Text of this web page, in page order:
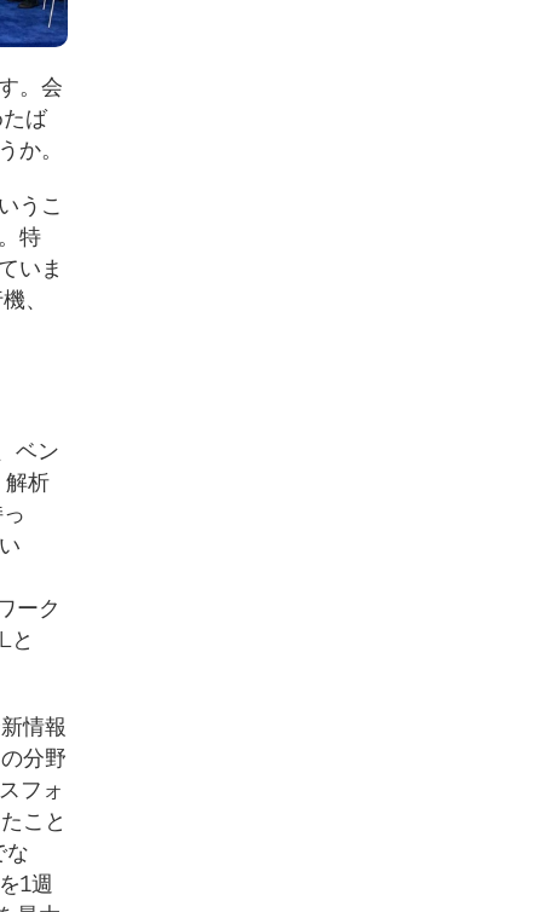
。会
ば
か。
うこ
特
いま
、
ベン
解析
ーク
と
情報
分野
フォ
こと
な
1週